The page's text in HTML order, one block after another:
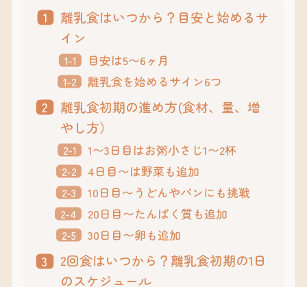
離乳食はいつから？目安と始めるサ
イン
目安は5〜6ヶ月
離乳食を始めるサイン6つ
離乳食初期の進め方(食材、量、増
やし方）
1〜3日目はお粥小さじ1〜2杯
4日目〜は野菜も追加
10日目〜うどんやパンにも挑戦
20日目〜たんぱく質も追加
30日目〜卵も追加
2回食はいつから？離乳食初期の1日
のスケジュール